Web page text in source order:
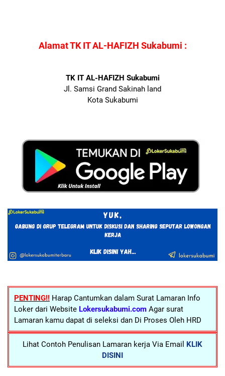
Alamat TK IT AL-HAFIZH Sukabumi :
TK IT AL-HAFIZH Sukabumi
Jl. Samsi Grand Sakinah land
Kota Sukabumi
PENTING!! Harap Cantumkan dalam Surat Lamaran Info
Loker dari Website Lokersukabumi.com Agar surat
Lamaran kamu dapat di seleksi dan Di Proses Oleh HRD
Lihat Contoh Penulisan Lamaran kerja Via Email KLIK
DISINI